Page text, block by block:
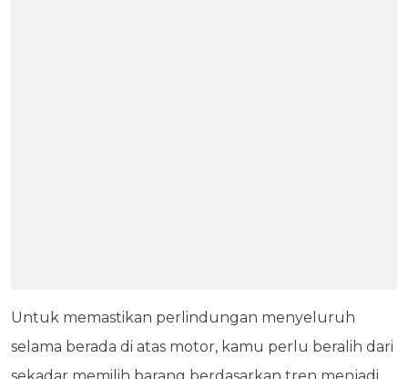
Untuk memastikan perlindungan menyeluruh
selama berada di atas motor, kamu perlu beralih dari